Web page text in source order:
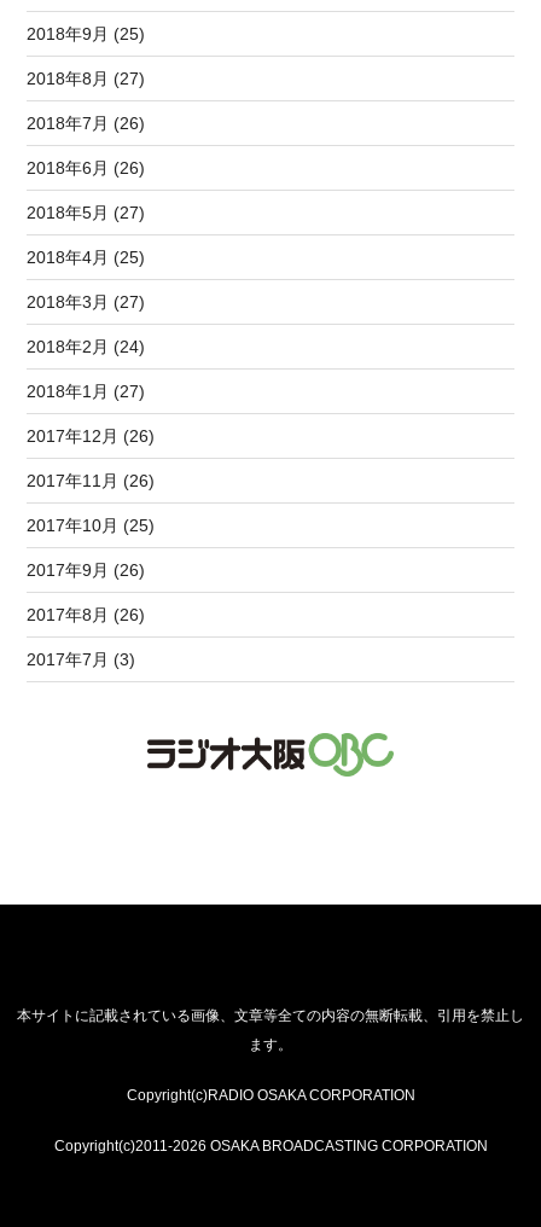
2018年9月 (25)
2018年8月 (27)
2018年7月 (26)
2018年6月 (26)
2018年5月 (27)
2018年4月 (25)
2018年3月 (27)
2018年2月 (24)
2018年1月 (27)
2017年12月 (26)
2017年11月 (26)
2017年10月 (25)
2017年9月 (26)
2017年8月 (26)
2017年7月 (3)
本サイトに記載されている画像、文章等全ての内容の無断転載、引用を禁止し
ます。
Copyright(c)RADIO OSAKA CORPORATION
Copyright(c)2011-2026 OSAKA BROADCASTING CORPORATION